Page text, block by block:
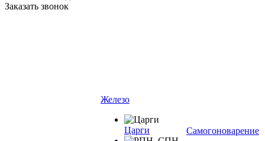
Заказать звонок
Железо
Царги Самогоноварение